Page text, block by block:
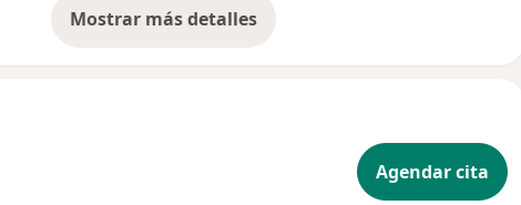
Mostrar más detalles
sobre la experiencia
Agendar cita